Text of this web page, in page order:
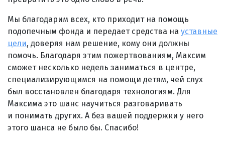
Мы благодарим всех, кто приходит на помощь
подопечным фонда и передает средства на уставные
цели, доверяя нам решение, кому они должны
помочь. Благодаря этим пожертвованиям, Максим
сможет несколько недель заниматься в центре,
специализирующимся на помощи детям, чей слух
был восстановлен благодаря технологиям. Для
Максима это шанс научиться разговаривать
и понимать других. А без вашей поддержки у него
этого шанса не было бы. Спасибо!